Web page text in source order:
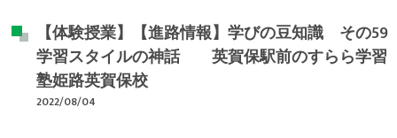
【体験授業】【進路情報】学びの豆知識 その59
学習スタイルの神話 英賀保駅前のすらら学習
塾姫路英賀保校
2022/08/04